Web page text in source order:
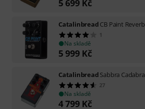
5 699 Kč
Catalinbread CB Paint Reverb
1
Na skladě
5 999 Kč
Catalinbread Sabbra Cadabra
27
Na skladě
4 799 Kč